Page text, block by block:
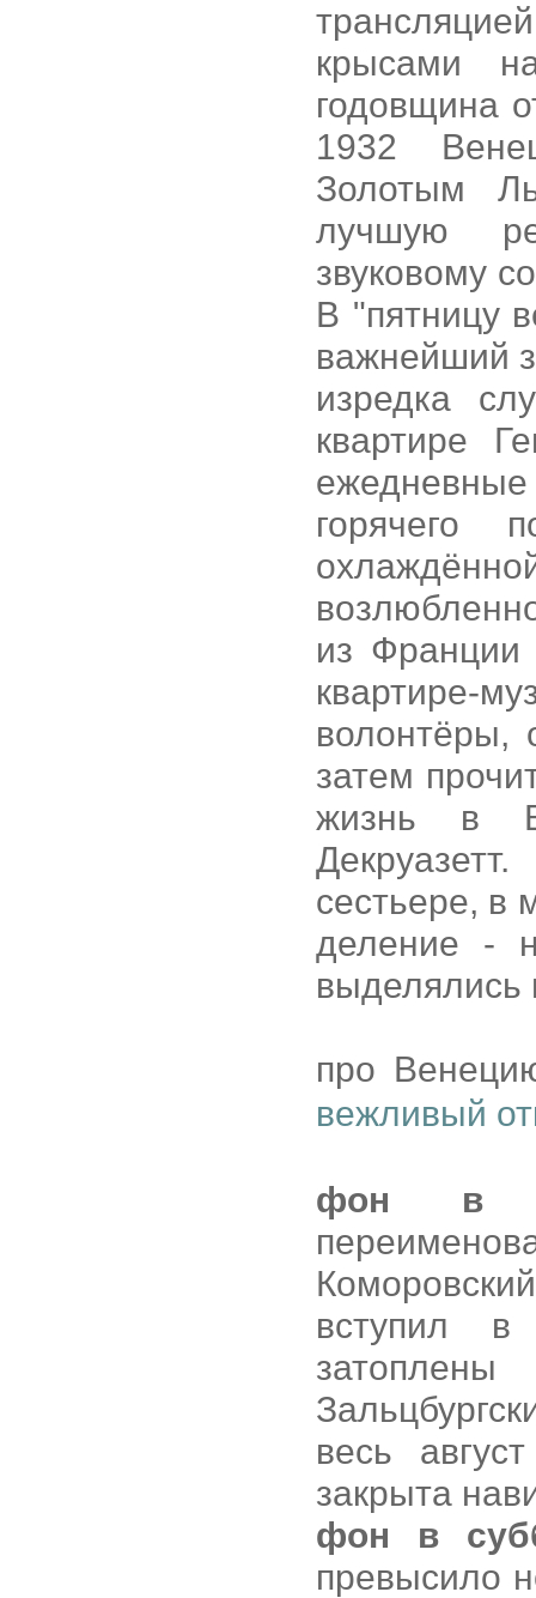
крысами
годовщина
1932
Золотым
лучшую
звуковому
В "пятницу
важнейший
изредка
квартире
горячего
из Франции
квартире-
волонтёры,
затем
жизнь в
сестьере, в
деление -
про
вежливый
фон в
вступил в
весь
закрыта
фон в
превысило